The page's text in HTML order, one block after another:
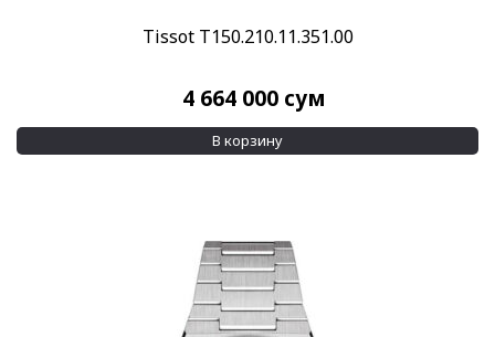
Tissot T150.210.11.351.00
4 664 000 сум
В корзину